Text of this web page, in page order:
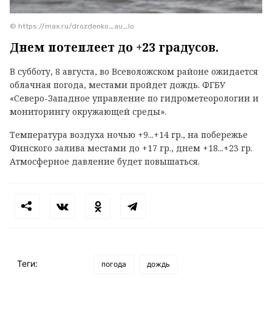
© https://max.ru/drozdenko_au_lo
Днем потеплеет до +23 градусов.
В субботу, 8 августа, во Всеволожском районе ожидается
облачная погода, местами пройдет дождь. ФГБУ
«Северо-Западное управление по гидрометеорологии и
мониторингу окружающей среды».
Температура воздуха ночью +9...+14 гр., на побережье
Финского залива местами до +17 гр., днем +18...+23 гр.
Атмосферное давление будет повышаться.
Теги: погода дождь